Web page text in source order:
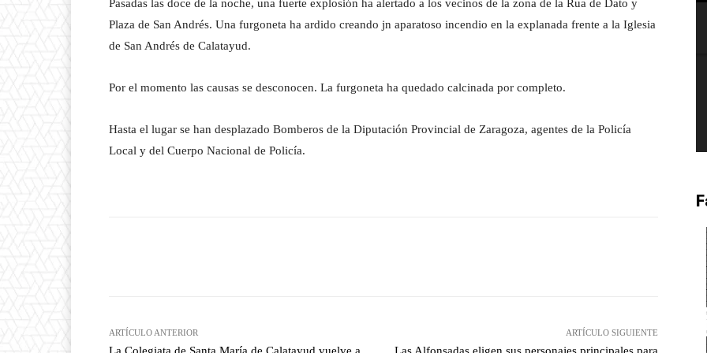
Pasadas las doce de la noche, una fuerte explosión ha alertado a los vecinos de la zona de la Rua de Dato y
Plaza de San Andrés. Una furgoneta ha ardido creando jn aparatoso incendio en la explanada frente a la Iglesia
de San Andrés de Calatayud.
Por el momento las causas se desconocen. La furgoneta ha quedado calcinada por completo.
Hasta el lugar se han desplazado Bomberos de la Diputación Provincial de Zaragoza, agentes de la Policía
Local y del Cuerpo Nacional de Policía.
ARTÍCULO ANTERIOR ARTÍCULO SIGUIENTE